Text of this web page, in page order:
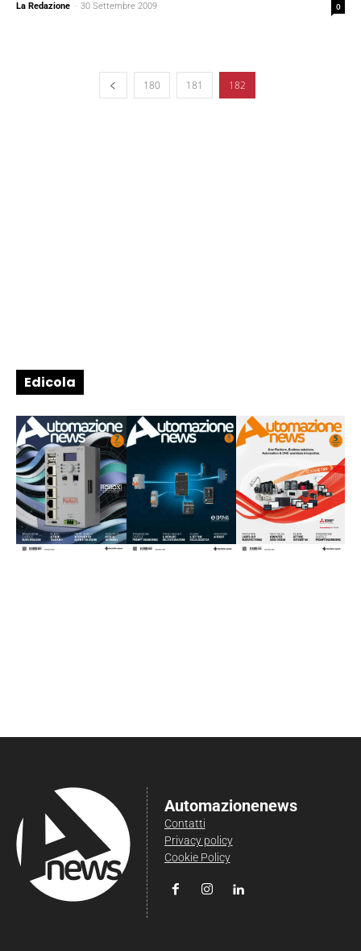
La Redazione - 30 Settembre 2009 0
180 181 182
Edicola
Automazionenews
Contatti
Privacy policy
Cookie Policy